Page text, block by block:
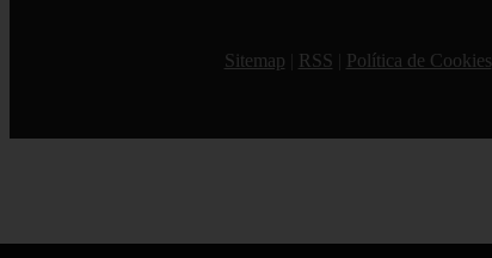
Sitemap
RSS Política de Cookies